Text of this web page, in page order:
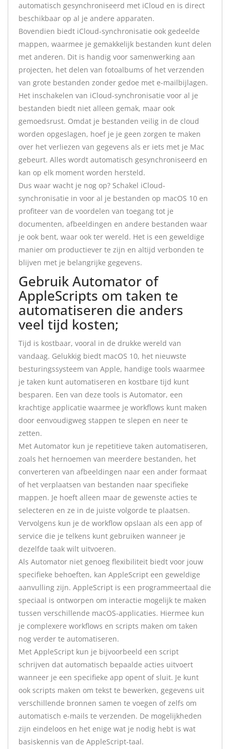
automatisch gesynchroniseerd met iCloud en is direct
beschikbaar op al je andere apparaten.
Bovendien biedt iCloud-synchronisatie ook gedeelde
mappen, waarmee je gemakkelijk bestanden kunt delen
met anderen. Dit is handig voor samenwerking aan
projecten, het delen van fotoalbums of het verzenden
van grote bestanden zonder gedoe met e-mailbijlagen.
Het inschakelen van iCloud-synchronisatie voor al je
bestanden biedt niet alleen gemak, maar ook
gemoedsrust. Omdat je bestanden veilig in de cloud
worden opgeslagen, hoef je je geen zorgen te maken
over het verliezen van gegevens als er iets met je Mac
gebeurt. Alles wordt automatisch gesynchroniseerd en
kan op elk moment worden hersteld.
Dus waar wacht je nog op? Schakel iCloud-
synchronisatie in voor al je bestanden op macOS 10 en
profiteer van de voordelen van toegang tot je
documenten, afbeeldingen en andere bestanden waar
je ook bent, waar ook ter wereld. Het is een geweldige
manier om productiever te zijn en altijd verbonden te
blijven met je belangrijke gegevens.
Gebruik Automator of
AppleScripts om taken te
automatiseren die anders
veel tijd kosten;
Tijd is kostbaar, vooral in de drukke wereld van
vandaag. Gelukkig biedt macOS 10, het nieuwste
besturingssysteem van Apple, handige tools waarmee
je taken kunt automatiseren en kostbare tijd kunt
besparen. Een van deze tools is Automator, een
krachtige applicatie waarmee je workflows kunt maken
door eenvoudigweg stappen te slepen en neer te
zetten.
Met Automator kun je repetitieve taken automatiseren,
zoals het hernoemen van meerdere bestanden, het
converteren van afbeeldingen naar een ander formaat
of het verplaatsen van bestanden naar specifieke
mappen. Je hoeft alleen maar de gewenste acties te
selecteren en ze in de juiste volgorde te plaatsen.
Vervolgens kun je de workflow opslaan als een app of
service die je telkens kunt gebruiken wanneer je
dezelfde taak wilt uitvoeren.
Als Automator niet genoeg flexibiliteit biedt voor jouw
specifieke behoeften, kan AppleScript een geweldige
aanvulling zijn. AppleScript is een programmeertaal die
speciaal is ontworpen om interactie mogelijk te maken
tussen verschillende macOS-applicaties. Hiermee kun
je complexere workflows en scripts maken om taken
nog verder te automatiseren.
Met AppleScript kun je bijvoorbeeld een script
schrijven dat automatisch bepaalde acties uitvoert
wanneer je een specifieke app opent of sluit. Je kunt
ook scripts maken om tekst te bewerken, gegevens uit
verschillende bronnen samen te voegen of zelfs om
automatisch e-mails te verzenden. De mogelijkheden
zijn eindeloos en het enige wat je nodig hebt is wat
basiskennis van de AppleScript-taal.